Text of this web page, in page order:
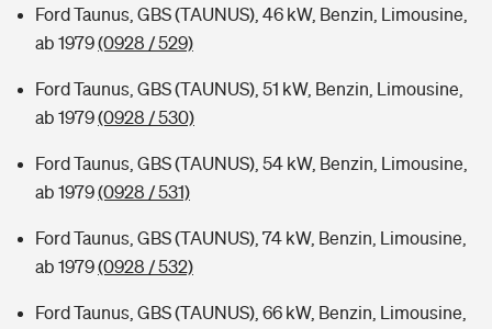
Ford Taunus, GBS (TAUNUS), 46 kW, Benzin, Limousine,
ab 1979(0928 / 529)
Ford Taunus, GBS (TAUNUS), 51 kW, Benzin, Limousine,
ab 1979(0928 / 530)
Ford Taunus, GBS (TAUNUS), 54 kW, Benzin, Limousine,
ab 1979(0928 / 531)
Ford Taunus, GBS (TAUNUS), 74 kW, Benzin, Limousine,
ab 1979(0928 / 532)
Ford Taunus, GBS (TAUNUS), 66 kW, Benzin, Limousine,